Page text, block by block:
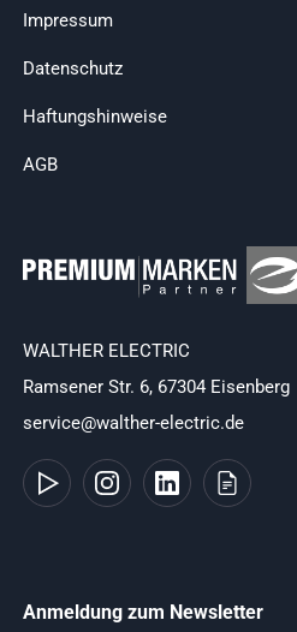
Impressum
Datenschutz
Haftungshinweise
AGB
WALTHER ELECTRIC
Ramsener Str. 6, 67304 Eisenberg
service@walther-electric.de
Anmeldung zum Newsletter